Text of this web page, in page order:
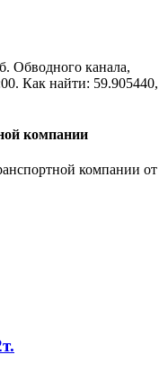
Обводного канала,
Как найти: 59.905440,
компании
компании от